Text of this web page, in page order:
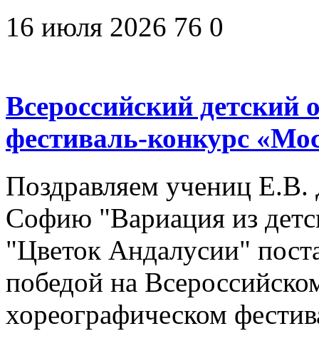
16 июля 2026 76 0
Всероссийский
фестиваль-конкурс
Поздравляем учениц Е.В.
Софию "Вариация из
"Цветок Андалусии"
победой на
хореографическом